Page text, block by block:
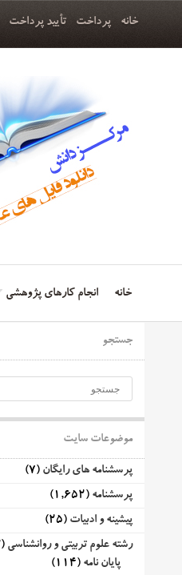
خانه پرداخت تأیید پرداخت
خانه انجام کارهای پژوهشی
جستجو
موضوعات سایت
پرسشنامه های رایگان (7)
پرسشنامه (1,652)
پیشینه و ادبیات (25)
رشته علوم تربیتی و روانشناسی (213)
پایان نامه (114)